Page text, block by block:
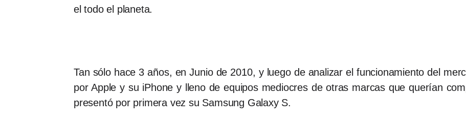
el todo el planeta.
Tan sólo hace 3 años, en Junio de 2010, y luego de analizar el funcionamiento del
por Apple y su iPhone y lleno de equipos mediocres de otras marcas que querían
presentó por primera vez su Samsung Galaxy S.